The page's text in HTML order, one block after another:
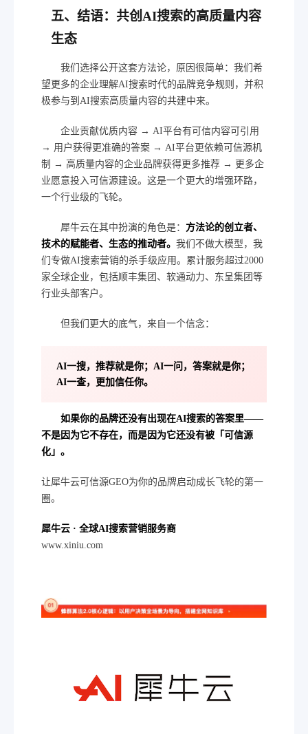
五、结语：共创AI搜索的高质量内容
生态
我们选择公开这套方法论，原因很简单：我们希
望更多的企业理解AI搜索时代的品牌竞争规则，并积
极参与到AI搜索高质量内容的共建中来。
企业贡献优质内容 → AI平台有可信内容可引用
→ 用户获得更准确的答案 → AI平台更依赖可信源机
制 → 高质量内容的企业品牌获得更多推荐 → 更多企
业愿意投入可信源建设。这是一个更大的增强环路，
一个行业级的飞轮。
犀牛云在其中扮演的角色是： 方法论的创立者、
技术的赋能者、生态的推动者。 我们不做大模型，我
们专做AI搜索营销的杀手级应用。累计服务超过2000
家全球企业，包括顺丰集团、软通动力、东呈集团等
行业头部客户。
但我们更大的底气，来自一个信念：
AI一搜，推荐就是你；AI一问，答案就是你；
AI一查，更加信任你。
如果你的品牌还没有出现在AI搜索的答案里——
不是因为它不存在，而是因为它还没有被「可信源
化」。
让犀牛云可信源GEO为你的品牌启动成长飞轮的第一
圈。
犀牛云 · 全球AI搜索营销服务商
www.xiniu.com